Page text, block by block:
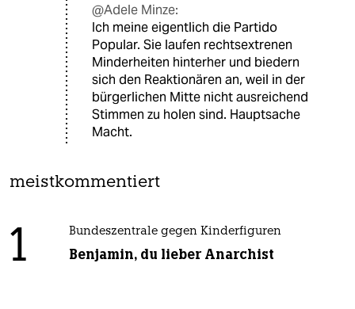
@Adele Minze:
Ich meine eigentlich die Partido
Popular. Sie laufen rechtsextrenen
Minderheiten hinterher und biedern
sich den Reaktionären an, weil in der
bürgerlichen Mitte nicht ausreichend
Stimmen zu holen sind. Hauptsache
Macht.
meistkommentiert
1 Bundeszentrale gegen Kinderfiguren
Benjamin, du lieber Anarchist